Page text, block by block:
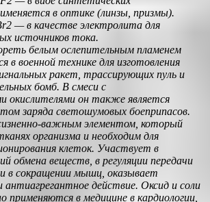
в оптике (линзы, призмы).
— в качестве электролита для
источников тока.
белым ослепительным пламенем
в военной технике для изготовления
ракет, трассирующих пуль и
бомб. В смеси с
окислителями он также является
заряда светошумовых боеприпасов.
важным элементом, который
организма и необходим для
клеток. Участвует в
обмена веществ, в регуляции передачи
в сокращении мышц, оказывает
антиагрегантное действие. Оксид и соли
применяются в медицине в кардиологии,